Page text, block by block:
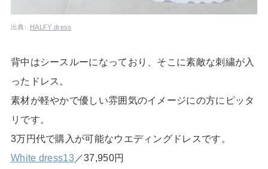
出典: HALFY dress
背中はシースルーになっており、そこに素敵な刺繍が入
ったドレス。
素材が軽やかで優しい雰囲気のイメージにの方にピッタ
リです。
3万円代で購入が可能なウエディングドレスです。
White dress13／37,950円